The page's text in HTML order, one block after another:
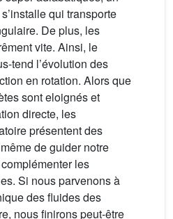
qui transporte
De plus, les
vite. Ainsi, le
tend l’évolution des
en rotation. Alors que
sont eloignés et
directe, les
présentent des
de guider notre
les
Si nous parvenons à
des fluides des
nous finirons peut-être